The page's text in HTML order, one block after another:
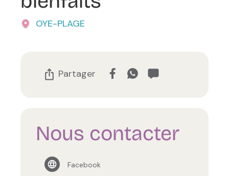
OYE-PLAGE
Partager
Nous contacter
Facebook